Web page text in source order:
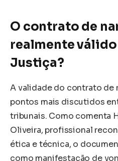
O contrato de
realmente
Justiça?
A validade do contrato de
pontos mais discutidos
tribunais. Como comenta
Oliveira, profissional
ética e técnica, o
como manifestação de